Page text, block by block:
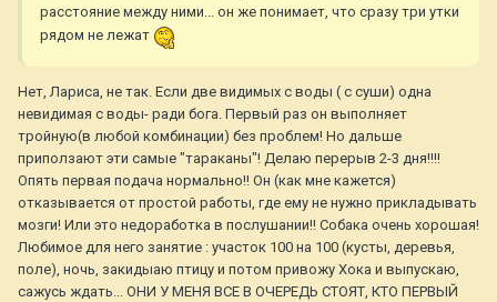
расстояние между ними... он же понимает, что сразу три утки
рядом не лежат
Нет, Лариса, не так. Если две видимых с воды ( с суши) одна
невидимая с воды- ради бога. Первый раз он выполняет
тройную(в любой комбинации) без проблем! Но дальше
приползают эти самые "тараканы"! Делаю перерыв 2-3 дня!!!!
Опять первая подача нормально!! Он (как мне кажется)
отказывается от простой работы, где ему не нужно прикладывать
мозги! Или это недоработка в послушании!! Собака очень хорошая!
Любимое для него занятие : участок 100 на 100 (кусты, деревья,
поле), ночь, закидыаю птицу и потом привожу Хока и выпускаю,
сажусь ждать... ОНИ У МЕНЯ ВСЕ В ОЧЕРЕДЬ СТОЯТ, КТО ПЕРВЫЙ